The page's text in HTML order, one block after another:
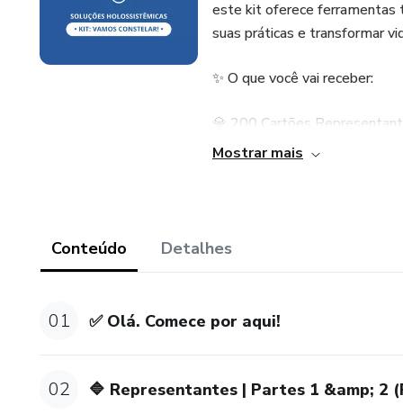
este kit oferece ferramentas
suas práticas e transformar
✨ O que você vai receber:
💎 200 Cartões
paterna, avós e ancestrais
1️⃣ 100 Cartões para
2️⃣ 100 Cartões de
Mostrar mais
Conteúdo Detalhes
01 ✅ Olá. Comece por aqui!
02 🔷 Representantes | Partes 1 &amp; 2